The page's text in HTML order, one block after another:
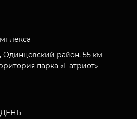
Одинцовский район, 55 км
парка «Патриот»